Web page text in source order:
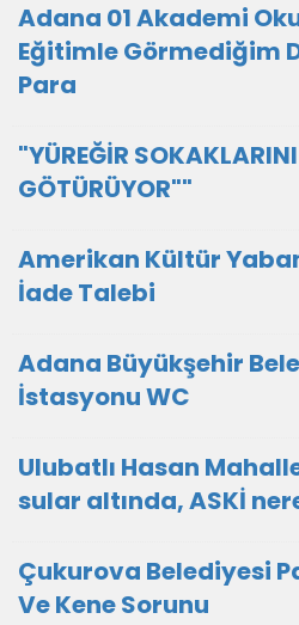
Adana 01 Akademi
Eğitimle Görmediğim
Para
"YÜREĞİR
GÖTÜRÜYOR""
Amerikan Kültür
İade Talebi
Adana Büyükşehir
İstasyonu WC
Ulubatlı Hasan
sular altında, ASKİ
Çukurova Belediyesi
Ve Kene Sorunu